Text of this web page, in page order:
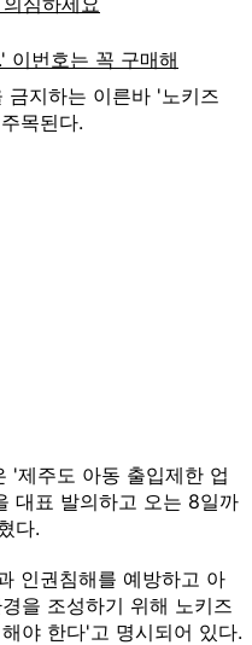
금지하는 이른바 '노키즈
목된다.
'제주도 아동 출입제한 업
대표 발의하고 오는 8일까
다.
인권침해를 예방하고 아
을 조성하기 위해 노키즈
야 한다'고 명시되어 있다.